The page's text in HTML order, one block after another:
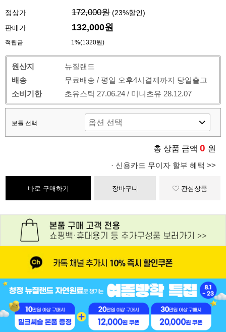
정상가 172,000원 (23%할인)
판매가
132,000원
적립금 1%(1320원)
원산지
뉴질랜드
배송
무료배송 / 평일 오후4시결제까지 당일출고
소비기한
초유스틱 27.06.24 / 미니초유 28.12.07
보틀 선택
총 상품 금액 0 원
· 신용카드 무이자 할부 혜택 >>
바로 구매하기 장바구니 관심상품